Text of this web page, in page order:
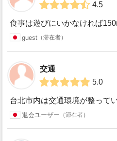
4.5
guest 滞在者
交通
5.0
退会ユーザー 滞在者